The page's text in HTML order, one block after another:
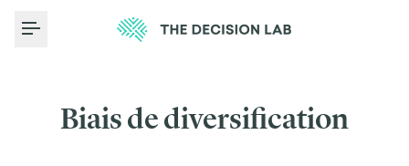
Toggle Menu
Biais de diversification